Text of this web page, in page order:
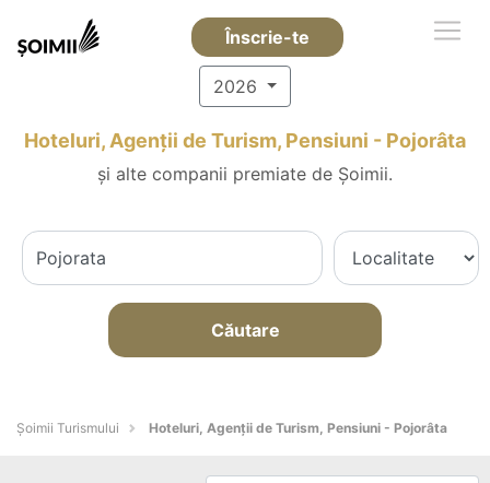
Înscrie-te
2026
Hoteluri, Agenții de Turism, Pensiuni - Pojorâta
și alte companii premiate de Șoimii.
Căutare
Șoimii Turismului Hoteluri, Agenții de Turism, Pensiuni - Pojorâta